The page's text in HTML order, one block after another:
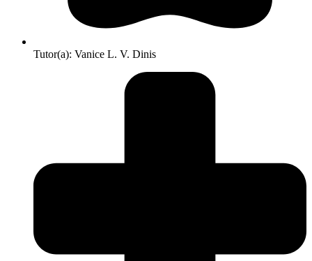
Tutor(a): Vanice L. V. Dinis